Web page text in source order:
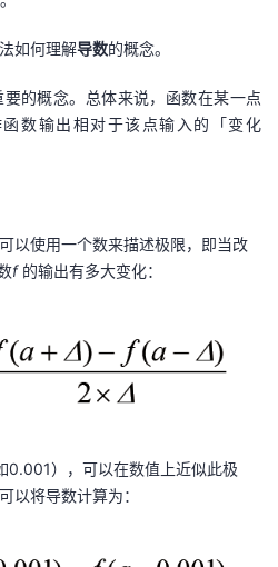
如何理解导数的概念。
的概念。总体来说，函数在某一点
数输出相对于该点输入的「变化
以使用一个数来描述极限，即当改
f 的输出有多大变化：
0.001），可以在数值上近似此极
以将导数计算为：